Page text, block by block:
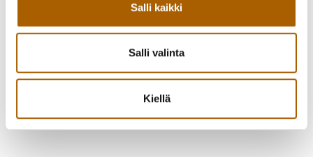
Salli kaikki
Salli valinta
Kiellä
Kutsu kaveri mukaan!
Jaa sähköpostilla